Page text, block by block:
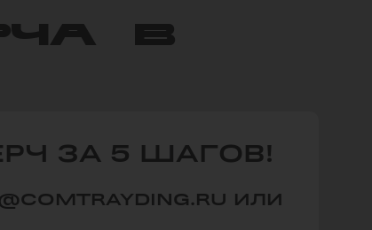
В
ЗА 5 ШАГОВ!
ИЛИ